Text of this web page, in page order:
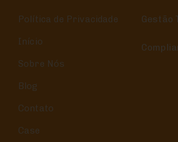
Política de Privacidade
Início
Sobre Nós
Blog
Contato
Case
Gestão